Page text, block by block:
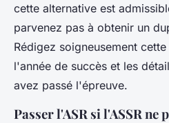
cette alternative est
parvenez pas à obtenir un
Rédigez soigneusement
l'année de succès et les
avez passé l'épreuve.
Passer l'ASR si l'ASSR ne